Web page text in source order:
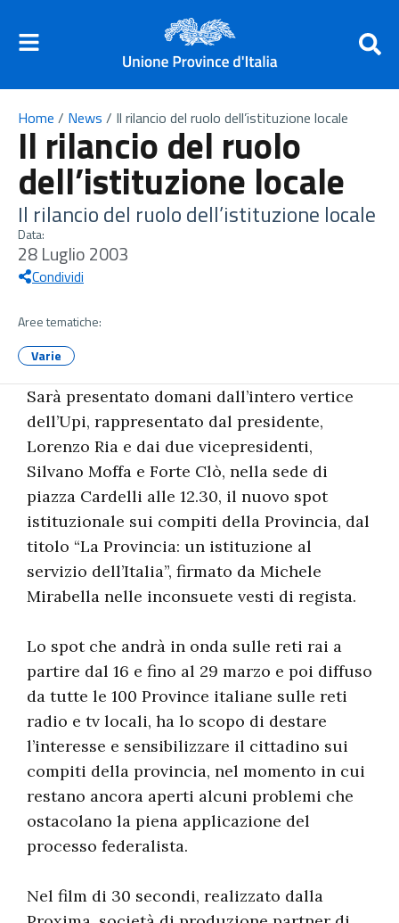
Home / News / Il rilancio del ruolo dell’istituzione locale
Il rilancio del ruolo
dell’istituzione locale
Il rilancio del ruolo dell’istituzione locale
Data:
28 Luglio 2003
Condividi
Aree tematiche:
Varie
Sarà presentato domani dall’intero vertice
dell’Upi, rappresentato dal presidente,
Lorenzo Ria e dai due vicepresidenti,
Silvano Moffa e Forte Clò, nella sede di
piazza Cardelli alle 12.30, il nuovo spot
istituzionale sui compiti della Provincia, dal
titolo “La Provincia: un istituzione al
servizio dell’Italia”, firmato da Michele
Mirabella nelle inconsuete vesti di regista.
Lo spot che andrà in onda sulle reti rai a
partire dal 16 e fino al 29 marzo e poi diffuso
da tutte le 100 Province italiane sulle reti
radio e tv locali, ha lo scopo di destare
l’interesse e sensibilizzare il cittadino sui
compiti della provincia, nel momento in cui
restano ancora aperti alcuni problemi che
ostacolano la piena applicazione del
processo federalista.
Nel film di 30 secondi, realizzato dalla